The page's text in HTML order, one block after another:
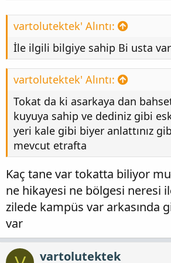
vartolutektek' Alıntı:
İle ilgili bilgiye sahip Bi usta var
vartolutektek' Alıntı:
Tokat da ki asarkaya dan
kuyuya sahip ve dediniz gibi
yeri kale gibi biyer anlattınız
mevcut etrafta
Kaç tane var tokatta biliyor
ne hikayesi ne bölgesi neresi
zilede kampüs var arkasında
var
vartolutektek